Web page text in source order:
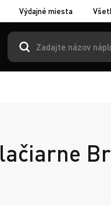
Výdajné miesta